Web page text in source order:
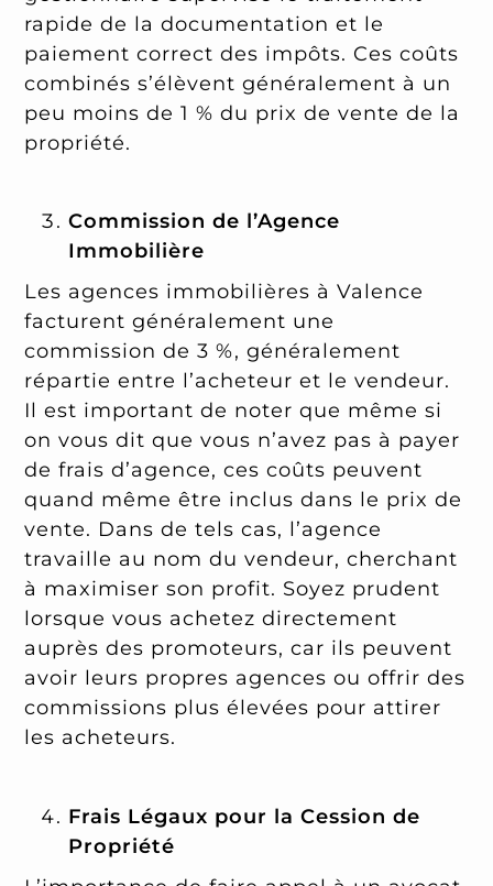
rapide de la documentation et le
paiement correct des impôts. Ces coûts
combinés s’élèvent généralement à un
peu moins de 1 % du prix de vente de la
propriété.
Commission de l’Agence
Immobilière
Les agences immobilières à Valence
facturent généralement une
commission de 3 %, généralement
répartie entre l’acheteur et le vendeur.
Il est important de noter que même si
on vous dit que vous n’avez pas à payer
de frais d’agence, ces coûts peuvent
quand même être inclus dans le prix de
vente. Dans de tels cas, l’agence
travaille au nom du vendeur, cherchant
à maximiser son profit. Soyez prudent
lorsque vous achetez directement
auprès des promoteurs, car ils peuvent
avoir leurs propres agences ou offrir des
commissions plus élevées pour attirer
les acheteurs.
Frais Légaux pour la Cession de
Propriété